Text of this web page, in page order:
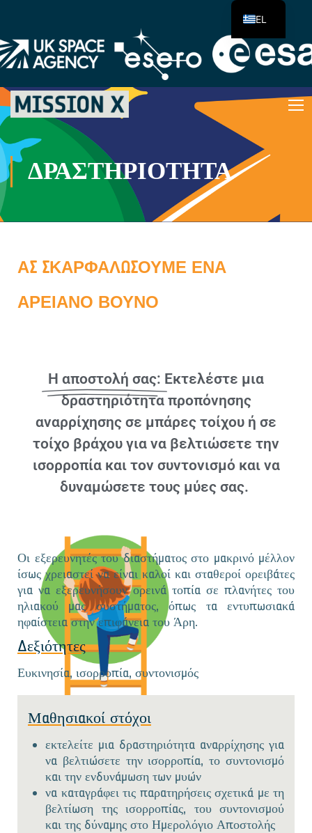
ΔΡΑΣΤΗΡΙΌΤΗΤΑ
ΑΣ ΣΚΑΡΦΑΛΏΣΟΥΜΕ ΈΝΑ
ΑΡΕΙΑΝΌ ΒΟΥΝΌ
Η αποστολή σας: Εκτελέστε μια
δραστηριότητα προπόνησης
αναρρίχησης σε μπάρες τοίχου ή σε
τοίχο βράχου για να βελτιώσετε την
ισορροπία και τον συντονισμό και να
δυναμώσετε τους μύες σας.
Οι εξερευνητές του διαστήματος στο μακρινό μέλλον
ίσως χρειαστεί να είναι καλοί και σταθεροί ορειβάτες
για να εξερευνήσουν ορεινά τοπία σε πλανήτες του
ηλιακού μας συστήματος, όπως τα εντυπωσιακά
ηφαίστεια στην επιφάνεια του Άρη.
Δεξιότητες
Ευκινησία, ισορροπία, συντονισμός
Μαθησιακοί στόχοι
εκτελείτε μια δραστηριότητα αναρρίχησης για
να βελτιώσετε την ισορροπία, το συντονισμό
και την ενδυνάμωση των μυών
να καταγράφει τις παρατηρήσεις σχετικά με τη
βελτίωση της ισορροπίας, του συντονισμού
και της δύναμης στο Ημερολόγιο Αποστολής
EL